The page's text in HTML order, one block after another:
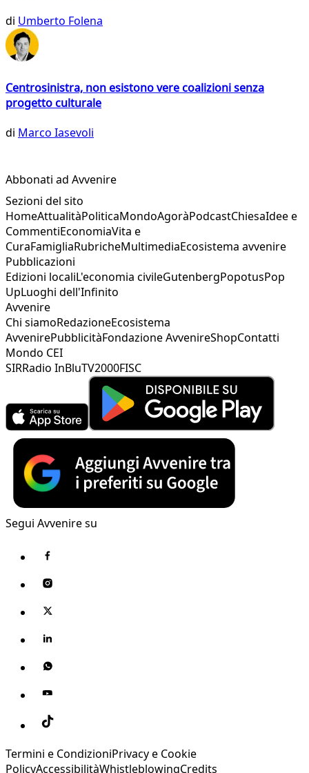
di Umberto Folena
Centrosinistra, non esistono vere coalizioni senza
progetto culturale
di Marco Iasevoli
Abbonati ad Avvenire
Sezioni del sito
HomeAttualitàPoliticaMondoAgoràPodcastChiesaIdee e
CommentiEconomiaVita e
CuraFamigliaRubricheMultimediaEcosistema avvenire
Pubblicazioni
Edizioni localiL'economia civileGutenbergPopotusPop
UpLuoghi dell'Infinito
Avvenire
Chi siamoRedazioneEcosistema
AvvenirePubblicitàFondazione AvvenireShopContatti
Mondo CEI
SIRRadio InBluTV2000FISC
Segui Avvenire su
Termini e CondizioniPrivacy e Cookie
PolicyAccessibilitàWhistleblowingCredits